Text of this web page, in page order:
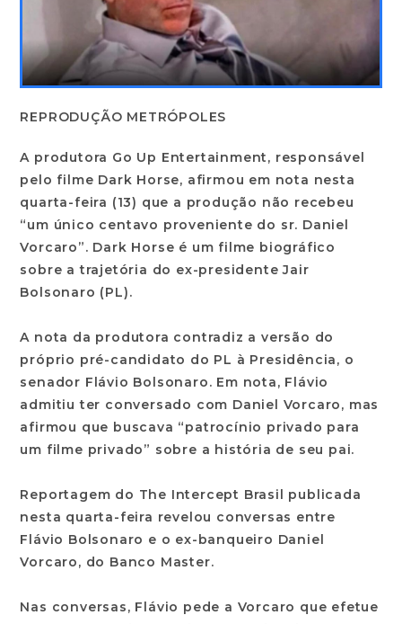
REPRODUÇÃO METRÓPOLES
A produtora Go Up Entertainment, responsável
pelo filme Dark Horse, afirmou em nota nesta
quarta-feira (13) que a produção não recebeu
“um único centavo proveniente do sr. Daniel
Vorcaro”. Dark Horse é um filme biográfico
sobre a trajetória do ex-presidente Jair
Bolsonaro (PL).
A nota da produtora contradiz a versão do
próprio pré-candidato do PL à Presidência, o
senador Flávio Bolsonaro. Em nota, Flávio
admitiu ter conversado com Daniel Vorcaro, mas
afirmou que buscava “patrocínio privado para
um filme privado” sobre a história de seu pai.
Reportagem do The Intercept Brasil publicada
nesta quarta-feira revelou conversas entre
Flávio Bolsonaro e o ex-banqueiro Daniel
Vorcaro, do Banco Master.
Nas conversas, Flávio pede a Vorcaro que efetue